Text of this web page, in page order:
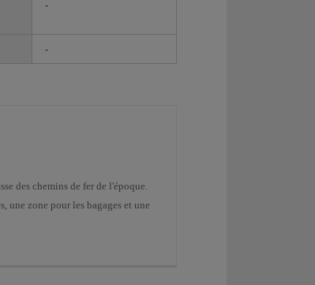
-
-
des chemins de fer de l'époque.
une zone pour les bagages et une